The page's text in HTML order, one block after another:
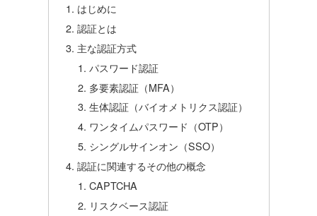
はじめに
認証とは
主な認証方式
パスワード認証
多要素認証（MFA）
生体認証（バイオメトリクス認証）
ワンタイムパスワード（OTP）
シングルサインオン（SSO）
認証に関連するその他の概念
CAPTCHA
リスクベース認証